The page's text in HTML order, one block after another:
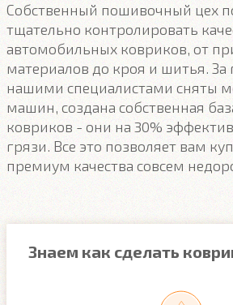
Собственный пошивочный цех
тщательно контролировать
автомобильных ковриков, от
материалов до кроя и шитья. За
нашими специалистами сняты
машин, создана собственная
ковриков - они на 30%
грязи. Все это позволяет вам
премиум качества совсем
Знаем как сделать